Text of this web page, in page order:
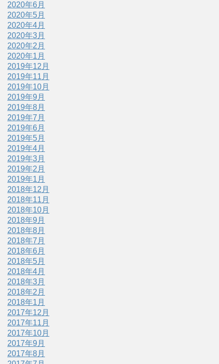
2020年6月
2020年5月
2020年4月
2020年3月
2020年2月
2020年1月
2019年12月
2019年11月
2019年10月
2019年9月
2019年8月
2019年7月
2019年6月
2019年5月
2019年4月
2019年3月
2019年2月
2019年1月
2018年12月
2018年11月
2018年10月
2018年9月
2018年8月
2018年7月
2018年6月
2018年5月
2018年4月
2018年3月
2018年2月
2018年1月
2017年12月
2017年11月
2017年10月
2017年9月
2017年8月